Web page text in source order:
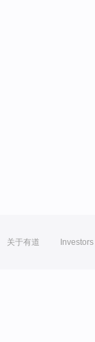
关于有道 Investors